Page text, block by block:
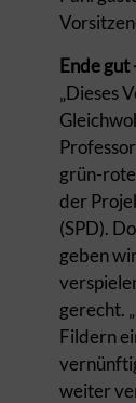
Ende gut
„Dieses
grün-
der
(SPD).
geben
gerecht.
Fildern
weiter